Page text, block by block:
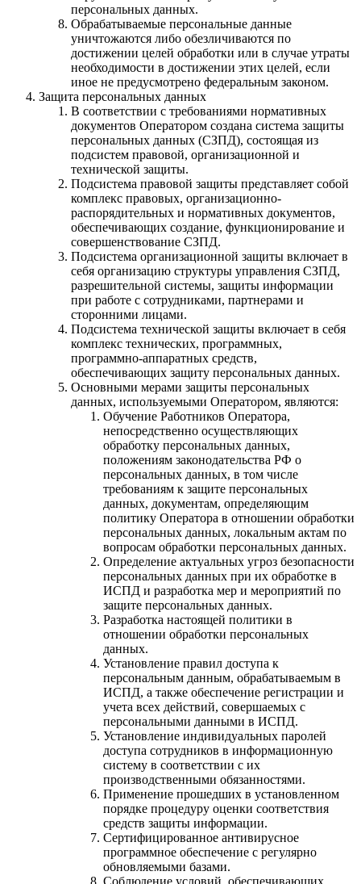
персональных данных.
Обрабатываемые персональные данные
уничтожаются либо обезличиваются по
достижении целей обработки или в случае утраты
необходимости в достижении этих целей, если
иное не предусмотрено федеральным законом.
Защита персональных данных
В соответствии с требованиями нормативных
документов Оператором создана система защиты
персональных данных (СЗПД), состоящая из
подсистем правовой, организационной и
технической защиты.
Подсистема правовой защиты представляет собой
комплекс правовых, организационно-
распорядительных и нормативных документов,
обеспечивающих создание, функционирование и
совершенствование СЗПД.
Подсистема организационной защиты включает в
себя организацию структуры управления СЗПД,
разрешительной системы, защиты информации
при работе с сотрудниками, партнерами и
сторонними лицами.
Подсистема технической защиты включает в себя
комплекс технических, программных,
программно-аппаратных средств,
обеспечивающих защиту персональных данных.
Основными мерами защиты персональных
данных, используемыми Оператором, являются:
Обучение Работников Оператора,
непосредственно осуществляющих
обработку персональных данных,
положениям законодательства РФ о
персональных данных, в том числе
требованиям к защите персональных
данных, документам, определяющим
политику Оператора в отношении обработки
персональных данных, локальным актам по
вопросам обработки персональных данных.
Определение актуальных угроз безопасности
персональных данных при их обработке в
ИСПД и разработка мер и мероприятий по
защите персональных данных.
Разработка настоящей политики в
отношении обработки персональных
данных.
Установление правил доступа к
персональным данным, обрабатываемым в
ИСПД, а также обеспечение регистрации и
учета всех действий, совершаемых с
персональными данными в ИСПД.
Установление индивидуальных паролей
доступа сотрудников в информационную
систему в соответствии с их
производственными обязанностями.
Применение прошедших в установленном
порядке процедуру оценки соответствия
средств защиты информации.
Сертифицированное антивирусное
программное обеспечение с регулярно
обновляемыми базами.
Соблюдение условий, обеспечивающих